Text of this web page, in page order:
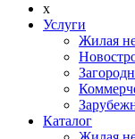
x
Услуги
Жилая
Каталог